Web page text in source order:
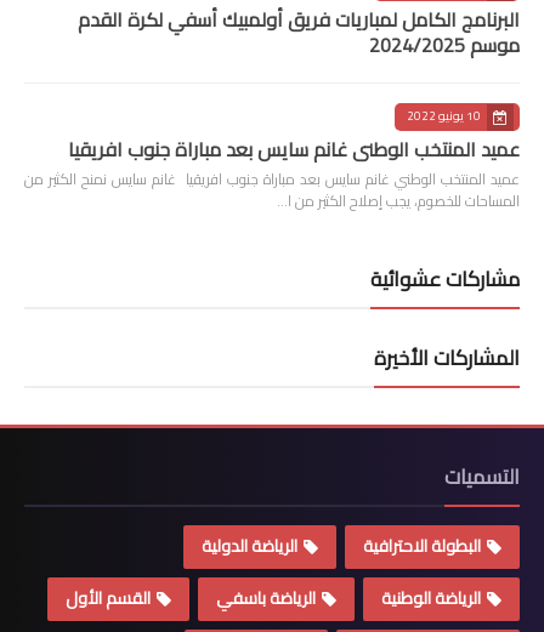
البرنامج الكامل لمباريات فريق أولمبيك أسفي لكرة القدم
موسم 2024/2025
10 يونيو 2022
عميد المنتخب الوطني غانم سايس بعد مباراة جنوب افريقيا
عميد المنتخب الوطني غانم سايس بعد مباراة جنوب افريقيا غانم سايس نمنح الكثير من
المساحات للخصوم، يجب إصلاح الكثير من ا…
مشاركات عشوائية
المشاركات الأخيرة
التسميات
البطولة الاحترافية
الرياضة الدولية
الرياضة الوطنية
الرياضة باسفي
القسم الأول